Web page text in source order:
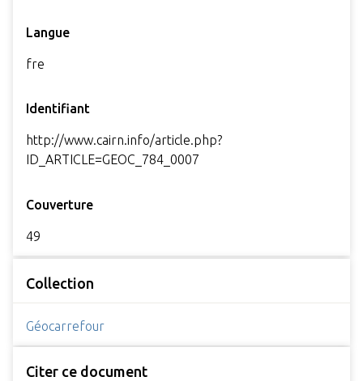
Langue
fre
Identifiant
http://www.cairn.info/article.php?
ID_ARTICLE=GEOC_784_0007
Couverture
49
Collection
Géocarrefour
Citer ce document